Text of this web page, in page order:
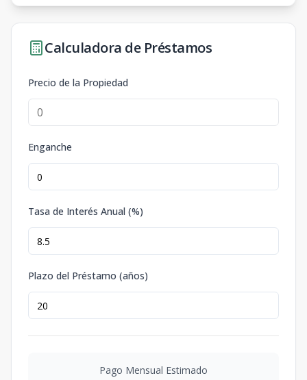
Calculadora de Préstamos
Precio de la Propiedad
Enganche
Tasa de Interés Anual (%)
Plazo del Préstamo (años)
Pago Mensual Estimado